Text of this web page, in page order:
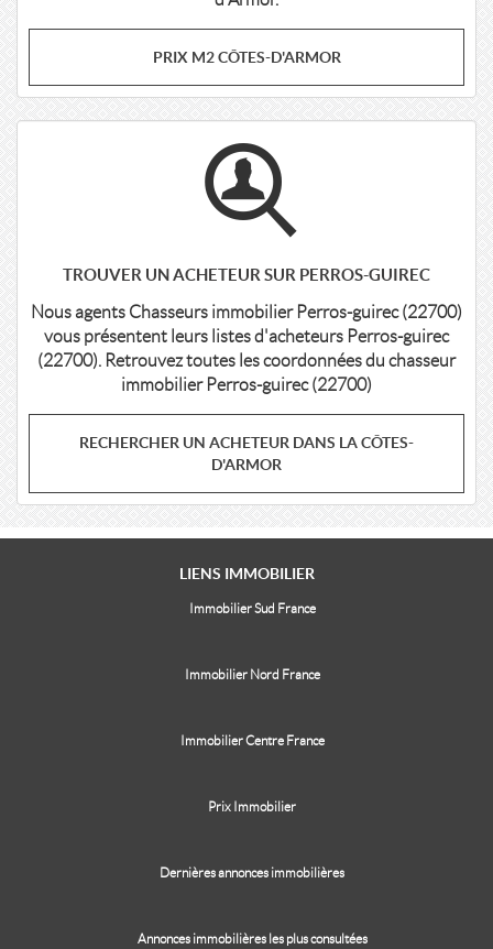
PRIX M2 CÔTES-D'ARMOR
TROUVER UN ACHETEUR SUR PERROS-GUIREC
Nous agents Chasseurs immobilier Perros-guirec (22700)
vous présentent leurs listes d'acheteurs Perros-guirec
(22700). Retrouvez toutes les coordonnées du chasseur
immobilier Perros-guirec (22700)
RECHERCHER UN ACHETEUR DANS LA CÔTES-
D'ARMOR
LIENS IMMOBILIER
Immobilier Sud France
Immobilier Nord France
Immobilier Centre France
Prix Immobilier
Dernières annonces immobilières
Annonces immobilières les plus consultées